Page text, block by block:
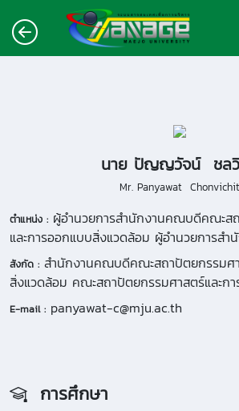
นาย ปัญญวัจน์ ชล
Mr. Panyawat Chonvichit
ตำแหน่ง : ผู้อำนวยการสำนักงานคณบดีคณะส
และการออกแบบสิ่งแวดล้อม ผู้อำนวยการส
สังกัด : สำนักงานคณบดีคณะสถาปัตยกรรมศ
สิ่งแวดล้อม คณะสถาปัตยกรรมศาสตร์และก
E-mail : panyawat-c@mju.ac.th
การศึกษา